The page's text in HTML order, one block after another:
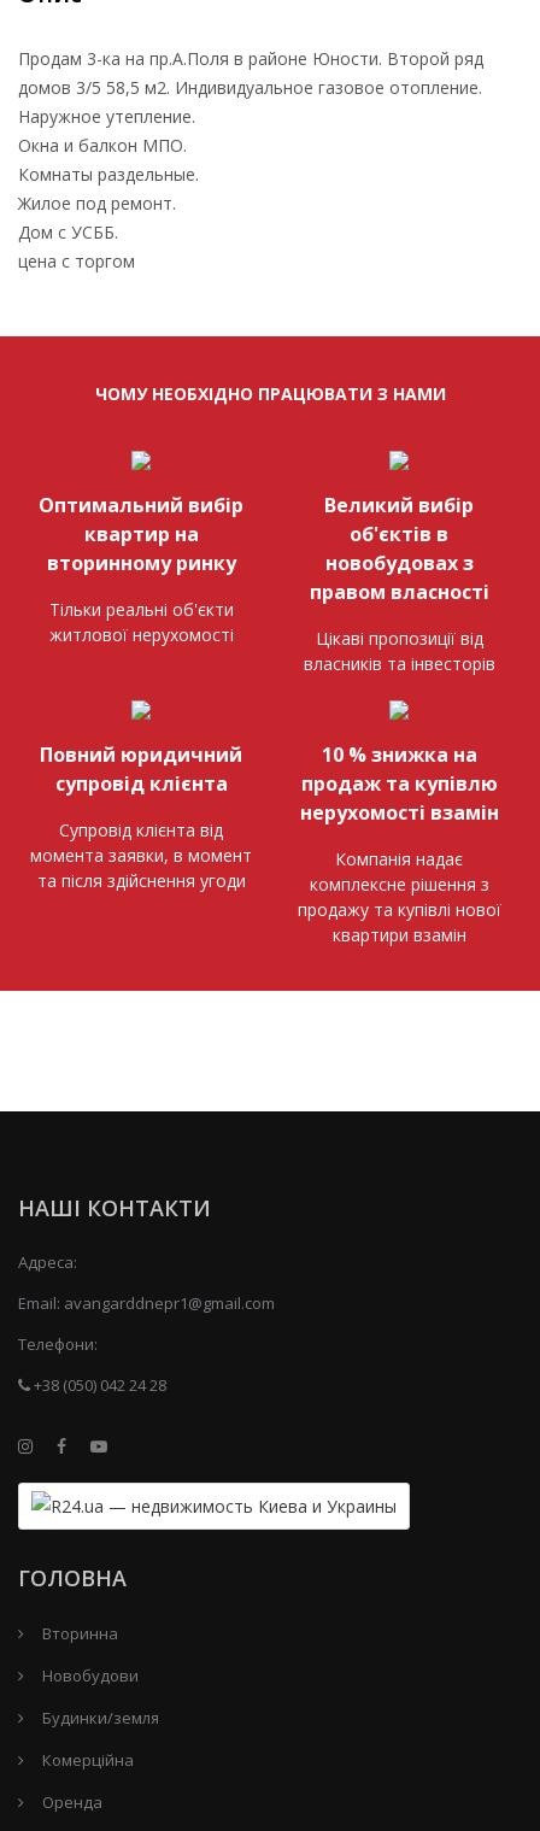
Продам 3-ка на пр.А.Поля в районе Юности. Второй ряд
домов 3/5 58,5 м2. Индивидуальное газовое отопление.
Наружное утепление.
Окна и балкон МПО.
Комнаты раздельные.
Жилое под ремонт.
Дом с УСББ.
цена с торгом
ЧОМУ НЕОБХІДНО ПРАЦЮВАТИ З НАМИ
Оптимальний вибір
квартир на
вторинному ринку
Тільки реальні об'єкти
житлової нерухомості
Великий вибір
об'єктів в
новобудовах з
правом власності
Цікаві пропозиції від
власників та інвесторів
Повний юридичний
супровід клієнта
Супровід клієнта від
момента заявки, в момент
та після здійснення угоди
10 % знижка на
продаж та купівлю
нерухомості взамін
Компанія надає
комплексне рішення з
продажу та купівлі нової
квартири взамін
НАШІ КОНТАКТИ
Адреса:
Email: avangarddnepr1@gmail.com
Телефони:
+38 (050) 042 24 28
ГОЛОВНА
Вторинна
Новобудови
Будинки/земля
Комерційна
Оренда